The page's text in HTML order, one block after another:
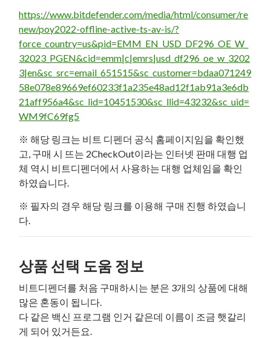
https://www.bitdefender.com/media/html/consumer/re
new/poy2022-offline-active-ts-av-is/?
force_country=us&pid=EMM_EN_USD_DF296_OE_W_
32023_PGEN&cid=emm|c|emrs|usd_df296_oe_w_3202
3|en&sc_src=email_651515&sc_customer=bdaa071249
58e078e89669ef60233f1a235e48ad12f1ab91a3e6db
21aff956a4&sc_lid=10451530&sc_llid=43232&sc_uid=
WM9fC69fg5
※ 해당 링크는 비트 디펜더 공식 홈페이지임을 확인했
고, 구매 시 뜨는 2CheckOut이라는 인터넷 판매 대행 업
체 역시 비트디펜더에서 사용하는 대행 업체임을 확인
하였습니다.
※ 필자의 경우 해당 링크를 이용해 구매 진행 하였습니
다.
상품 선택 도움 정보
비트디펜더를 처음 구매하시는 분은 3개의 상품에 대해
많은 혼동이 됩니다.
다 같은 백신 프로그램 인거 같은데 이름이 조금 햇갈리
게 되어 있거든요.